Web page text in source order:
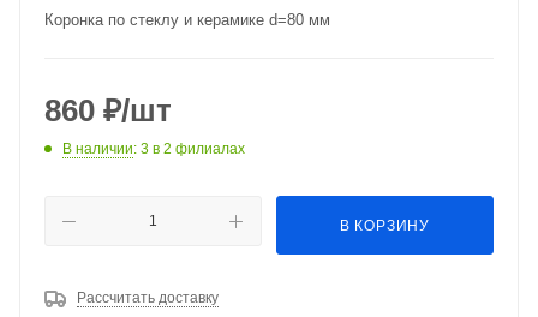
Коронка по стеклу и керамике d=80 мм
860 ₽/шт
В наличии: 3 в 2 филиалах
В КОРЗИНУ
Рассчитать доставку